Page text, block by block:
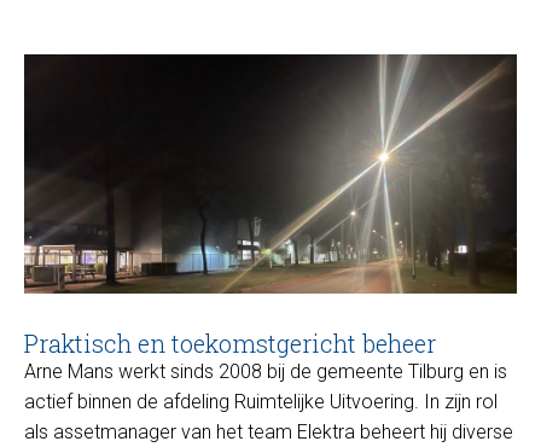
Praktisch en toekomstgericht beheer
Arne Mans werkt sinds 2008 bij de gemeente Tilburg en is
actief binnen de afdeling Ruimtelijke Uitvoering. In zijn rol
als assetmanager van het team Elektra beheert hij diverse